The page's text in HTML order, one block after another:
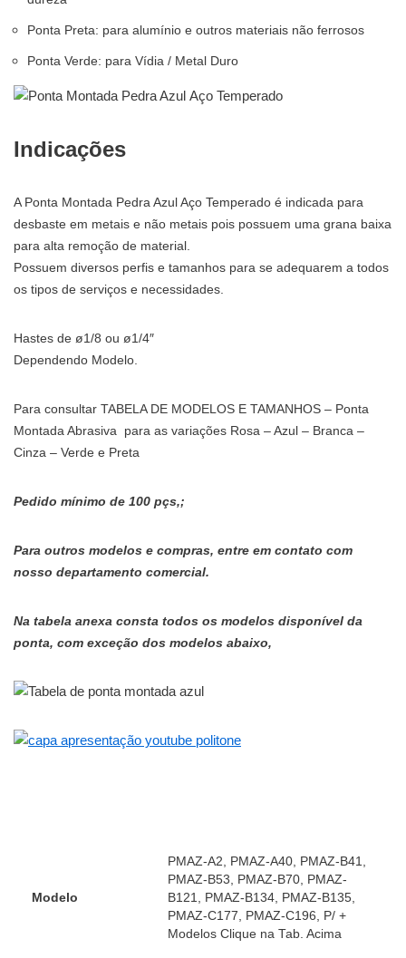
Ponta Preta: para alumínio e outros materiais não ferrosos
Ponta Verde: para Vídia / Metal Duro
Indicações
A Ponta Montada Pedra Azul Aço Temperado é indicada para
desbaste em metais e não metais pois possuem uma grana baixa
para alta remoção de material.
Possuem diversos perfis e tamanhos para se adequarem a todos
os tipos de serviços e necessidades.
Hastes de ø1/8 ou ø1/4″
Dependendo Modelo.
Para consultar TABELA DE MODELOS E TAMANHOS – Ponta
Montada Abrasiva para as variações Rosa – Azul – Branca –
Cinza – Verde e Preta
Pedido mínimo de 100 pçs,;
Para outros modelos e compras, entre em contato com
nosso departamento comercial.
Na tabela anexa consta todos os modelos disponível da
ponta, com exceção dos modelos abaixo,
Modelo
PMAZ-A2, PMAZ-A40, PMAZ-B41,
PMAZ-B53, PMAZ-B70, PMAZ-
B121, PMAZ-B134, PMAZ-B135,
PMAZ-C177, PMAZ-C196, P/ +
Modelos Clique na Tab. Acima